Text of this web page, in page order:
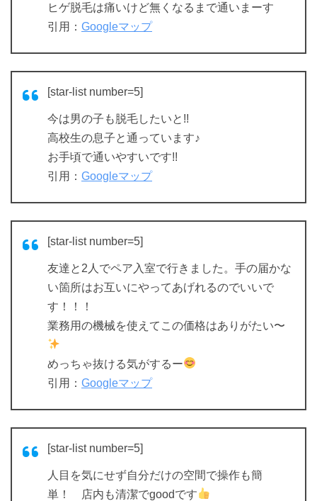
ヒゲ脱毛は痛いけど無くなるまで通いまーす
引用： Googleマップ
[star-list number=5]
今は男の子も脱毛したいと!!
高校生の息子と通っています♪
お手頃で通いやすいです!!
引用： Googleマップ
[star-list number=5]
友達と2人でペア入室で行きました。手の届かな
い箇所はお互いにやってあげれるのでいいで
す！！！
業務用の機械を使えてこの価格はありがたい〜
めっちゃ抜ける気がするー
引用： Googleマップ
[star-list number=5]
人目を気にせず自分だけの空間で操作も簡
単！ 店内も清潔でgoodです